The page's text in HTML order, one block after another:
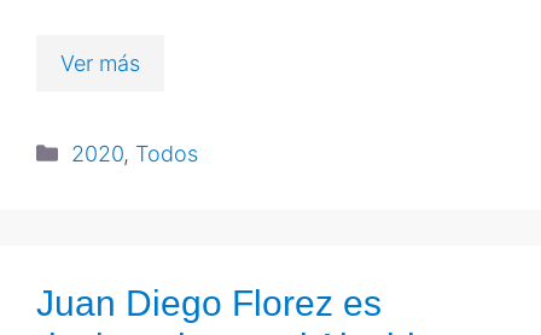
Ver más
2020, Todos
Juan Diego Florez es